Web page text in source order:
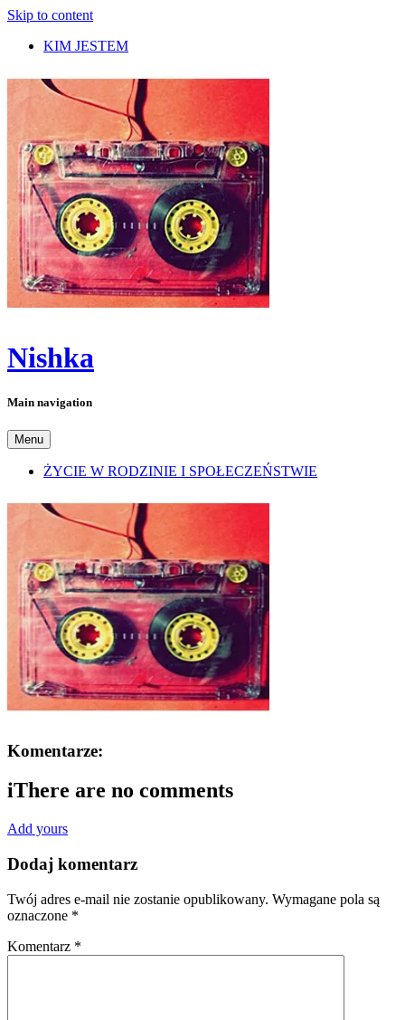
Skip to content
KIM JESTEM
Nishka
Main navigation
Menu
ŻYCIE W RODZINIE I SPOŁECZEŃSTWIE
Komentarze:
iThere are no comments
Add yours
Dodaj komentarz
Twój adres e-mail nie zostanie opublikowany. Wymagane pola są
oznaczone *
Komentarz *